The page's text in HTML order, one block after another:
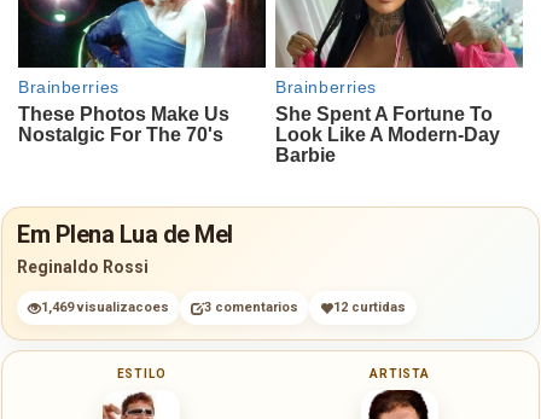
Em Plena Lua de Mel
Reginaldo Rossi
1,469 visualizacoes 3 comentarios 12 curtidas
ESTILO ARTISTA